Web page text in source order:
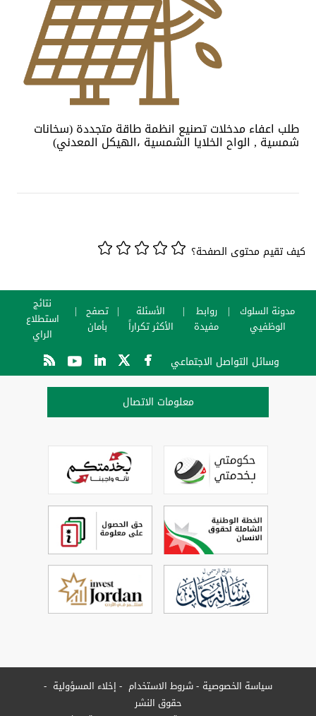
طلب اعفاء مدخلات تصنيع انظمة طاقة متجددة (سخانات
شمسية , الواح الخلايا الشمسية ،الهيكل المعدني)
كيف تقيم محتوى الصفحة؟
مدونة السلوك
الوظفيي
روابط
مفيدة
الأسئلة
الأكثر تكراراً
تصفح
بأمان
نتائج
استطلاع
الراي
وسائل التواصل الاجتماعي
معلومات الاتصال
سياسة الخصوصية شروط الاستخدام
إخلاء المسؤولية
حقوق النشر